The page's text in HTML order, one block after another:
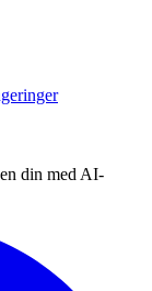
din med AI-